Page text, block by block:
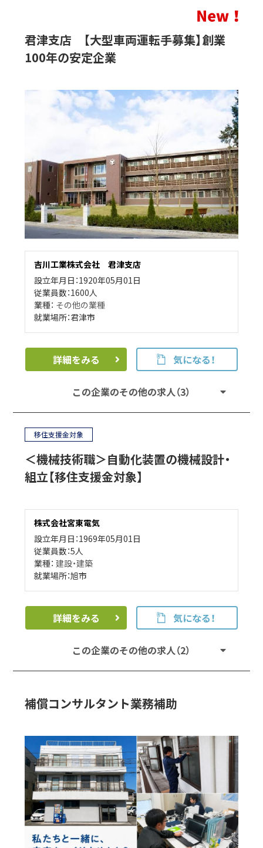
君津支店 【大型車両運転手募集】創業
100年の安定企業
吉川工業株式会社 君津支店
設立年月日：1920年05月01日
従業員数：1600人
業種： その他の業種
就業場所：君津市
詳細をみる 気になる！
この企業のその他の求人（3）
移住支援金対象
＜機械技術職＞自動化装置の機械設計・
組立【移住支援金対象】
株式会社宮東電気
設立年月日：1969年05月01日
従業員数：5人
業種：建設・建築
就業場所：旭市
詳細をみる 気になる！
この企業のその他の求人（2）
補償コンサルタント業務補助